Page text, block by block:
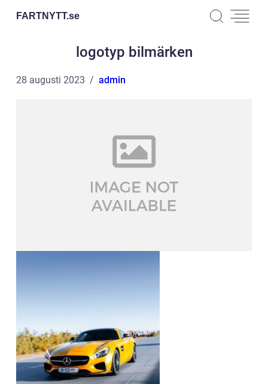
FARTNYTT.se
logotyp bilmärken
28 augusti 2023 admin